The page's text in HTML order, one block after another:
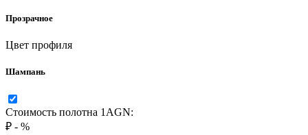
Прозрачное
Цвет профиля
Шампань
Стоимость полотна 1AGN:
₽ - %